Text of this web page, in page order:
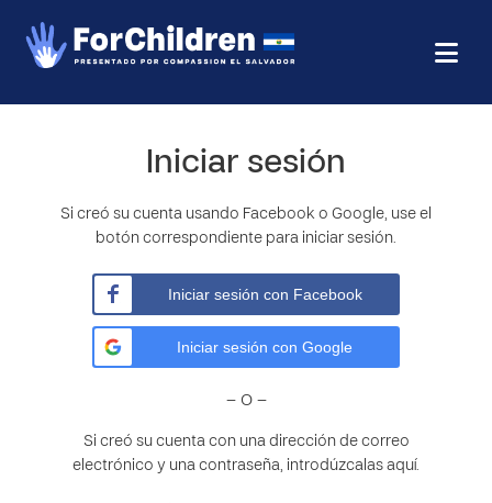
Iniciar sesión
Si creó su cuenta usando Facebook o Google, use el
botón correspondiente para iniciar sesión.
Iniciar sesión con Facebook
Iniciar sesión con Google
– O –
Si creó su cuenta con una dirección de correo
electrónico y una contraseña, introdúzcalas aquí.